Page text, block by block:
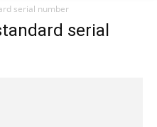
serial number
serial